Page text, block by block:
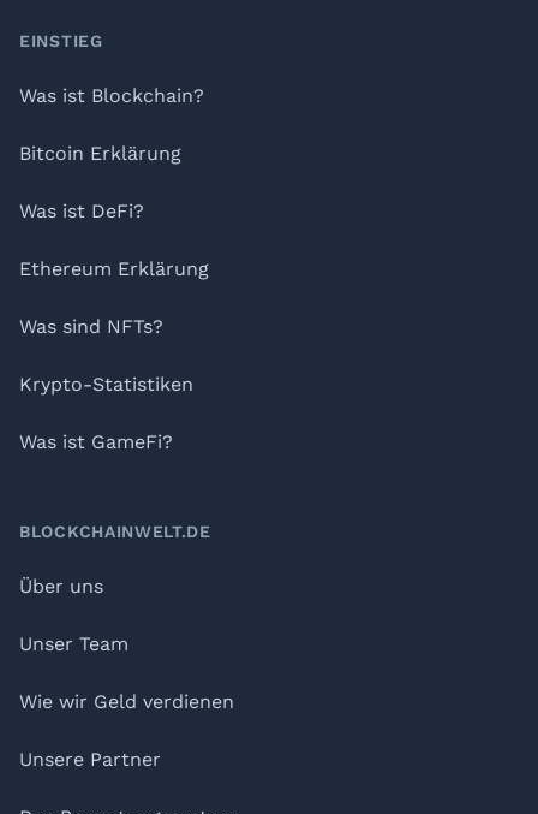
Footer
EINSTIEG
Was ist Blockchain?
Bitcoin Erklärung
Was ist DeFi?
Ethereum Erklärung
Was sind NFTs?
Krypto-Statistiken
Was ist GameFi?
BLOCKCHAINWELT.DE
Über uns
Unser Team
Wie wir Geld verdienen
Unsere Partner